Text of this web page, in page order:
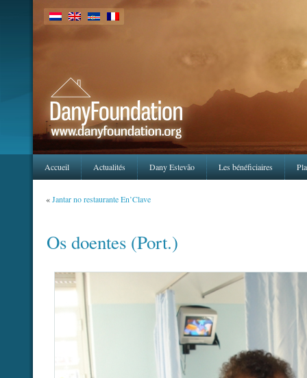
Accueil Actualités Dany Estevão Les bénéficiaires
«Jantar no restaurante En’Clave
Os doentes (Port.)